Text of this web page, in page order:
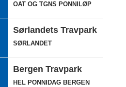
OAT OG TGNS PONNILØP
Sørlandets Travpark
SØRLANDET
Bergen Travpark
HEL PONNIDAG BERGEN